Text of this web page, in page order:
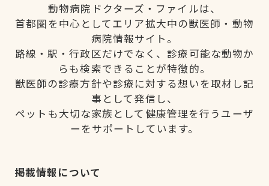
動物病院ドクターズ・ファイルは、
首都圏を中心としてエリア拡大中の獣医師・動物
病院情報サイト。
路線・駅・行政区だけでなく、診療可能な動物か
らも検索できることが特徴的。
獣医師の診療方針や診療に対する想いを取材し記
事として発信し、
ペットも大切な家族として健康管理を行うユーザ
ーをサポートしています。
掲載情報について